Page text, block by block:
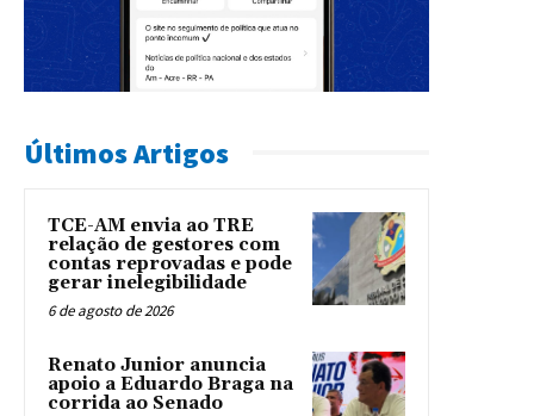
Últimos Artigos
TCE-AM envia ao TRE
relação de gestores com
contas reprovadas e pode
gerar inelegibilidade
6 de agosto de 2026
Renato Junior anuncia
apoio a Eduardo Braga na
corrida ao Senado